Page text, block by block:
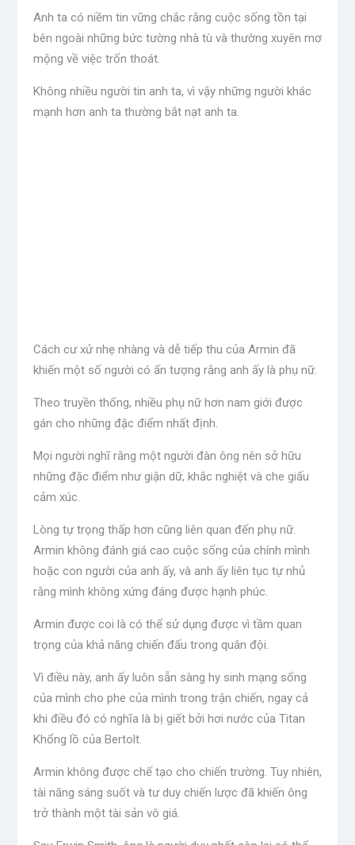
Anh ta có niềm tin vững chắc rằng cuộc sống tồn tại
bên ngoài những bức tường nhà tù và thường xuyên mơ
mộng về việc trốn thoát.
Không nhiều người tin anh ta, vì vậy những người khác
mạnh hơn anh ta thường bắt nạt anh ta.
Cách cư xử nhẹ nhàng và dễ tiếp thu của Armin đã
khiến một số người có ấn tượng rằng anh ấy là phụ nữ.
Theo truyền thống, nhiều phụ nữ hơn nam giới được
gán cho những đặc điểm nhất định.
Mọi người nghĩ rằng một người đàn ông nên sở hữu
những đặc điểm như giận dữ, khắc nghiệt và che giấu
cảm xúc.
Lòng tự trọng thấp hơn cũng liên quan đến phụ nữ.
Armin không đánh giá cao cuộc sống của chính mình
hoặc con người của anh ấy, và anh ấy liên tục tự nhủ
rằng mình không xứng đáng được hạnh phúc.
Armin được coi là có thể sử dụng được vì tầm quan
trọng của khả năng chiến đấu trong quân đội.
Vì điều này, anh ấy luôn sẵn sàng hy sinh mạng sống
của mình cho phe của mình trong trận chiến, ngay cả
khi điều đó có nghĩa là bị giết bởi hơi nước của Titan
Khổng lồ của Bertolt.
Armin không được chế tạo cho chiến trường. Tuy nhiên,
tài năng sáng suốt và tư duy chiến lược đã khiến ông
trở thành một tài sản vô giá.